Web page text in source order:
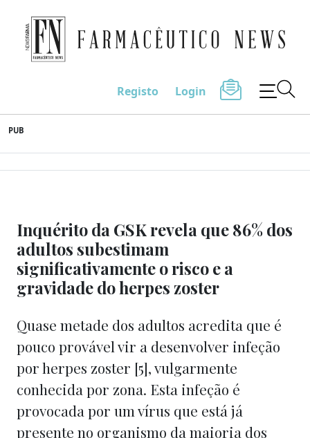
to
content
Farmacêutico News
Registo Login
PUB
Inquérito da GSK revela que 86% dos
adultos subestimam
significativamente o risco e a
gravidade do herpes zoster
Quase metade dos adultos acredita que é
pouco provável vir a desenvolver infeção
por herpes zoster [5], vulgarmente
conhecida por zona. Esta infeção é
provocada por um vírus que está já
presente no organismo da maioria dos